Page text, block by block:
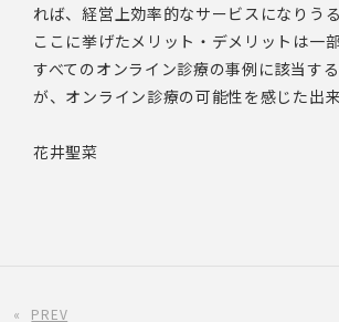
れば、経営上効率的なサービスになりうる
ここに挙げたメリット・デメリットは一
すべてのオンライン診療の事例に該当す
が、オンライン診療の可能性を感じた出
花井聖菜
« PREV